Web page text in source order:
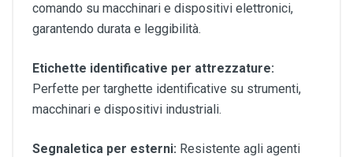
comando su macchinari e dispositivi elettronici,
garantendo durata e leggibilità.
Etichette identificative per attrezzature:
Perfette per targhette identificative su strumenti,
macchinari e dispositivi industriali.
Segnaletica per esterni: Resistente agli agenti